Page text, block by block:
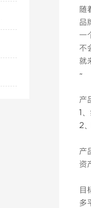
随
品
一
不
就
~
产
1
2
产
资
目
多